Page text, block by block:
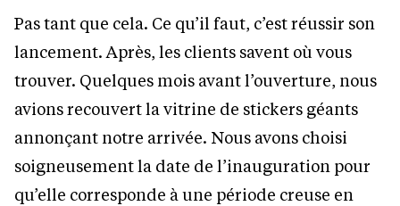
Pas tant que cela. Ce qu’il faut, c’est réussir son
lancement. Après, les clients savent où vous
trouver. Quelques mois avant l’ouverture, nous
avions recouvert la vitrine de stickers géants
annonçant notre arrivée. Nous avons choisi
soigneusement la date de l’inauguration pour
qu’elle corresponde à une période creuse en